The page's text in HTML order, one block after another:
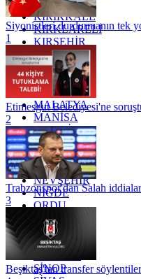
KAYSERİ
KIRIKKALE
KIRKLARELİ
KIRŞEHİR
KOCAELİ
KONYA
KÜTAHYA
KİLİS
MALATYA
MANİSA
MARDİN
MERSİN
MUĞLA
MUŞ
NEVŞEHİR
NİĞDE
ORDU
OSMANİYE
RİZE
SAKARYA
SİNOP
Siyonistleri durdurmanın tek
1
Etimesgut Belediyesi'ne
2
Trabzonspor'dan Salah
3
Beşiktaş'tan transfer